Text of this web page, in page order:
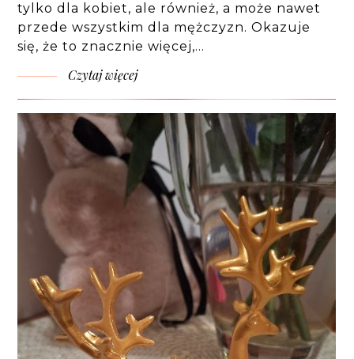
tylko dla kobiet, ale również, a może nawet
przede wszystkim dla mężczyzn. Okazuje
się, że to znacznie więcej,…
Czytaj więcej